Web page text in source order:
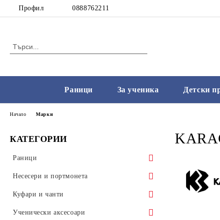
Профил 0888762211
Раници За ученика Детски
КАТЕГОРИИ
Раници
Ученически раници
Малки раници
Раници с колела
Несесери и портмонета
Несесери с пособия
Несесери без пособия
Куфари и чанти
Чанти
Ученически аксесоари
Начало Марки